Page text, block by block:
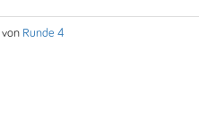
von Runde 4